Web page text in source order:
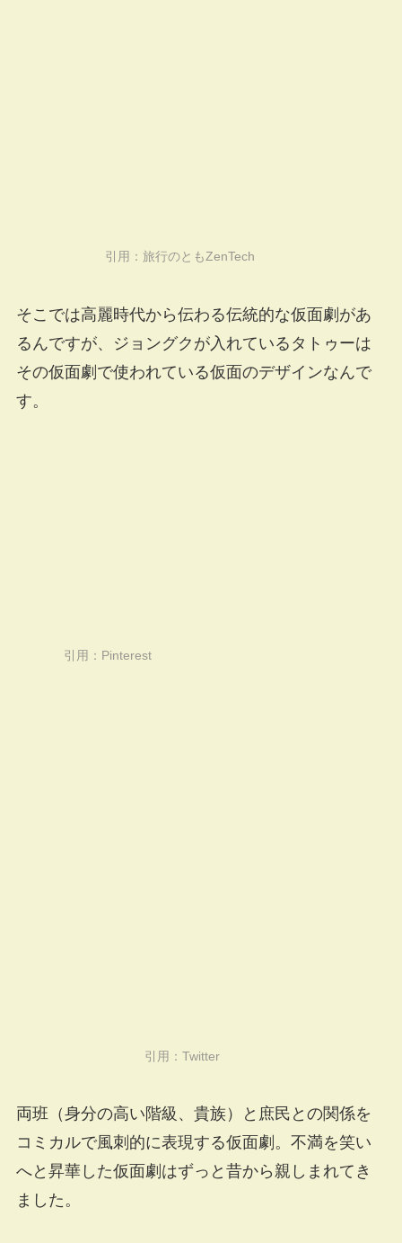
引用： 旅行のともZenTech
そこでは高麗時代から伝わる伝統的な仮面劇があ
るんですが、ジョングクが入れているタトゥーは
その仮面劇で使われている仮面のデザインなんで
す。
引用： Pinterest
引用： Twitter
両班（身分の高い階級、貴族）と庶民との関係を
コミカルで風刺的に表現する仮面劇。不満を笑い
へと昇華した仮面劇はずっと昔から親しまれてき
ました。